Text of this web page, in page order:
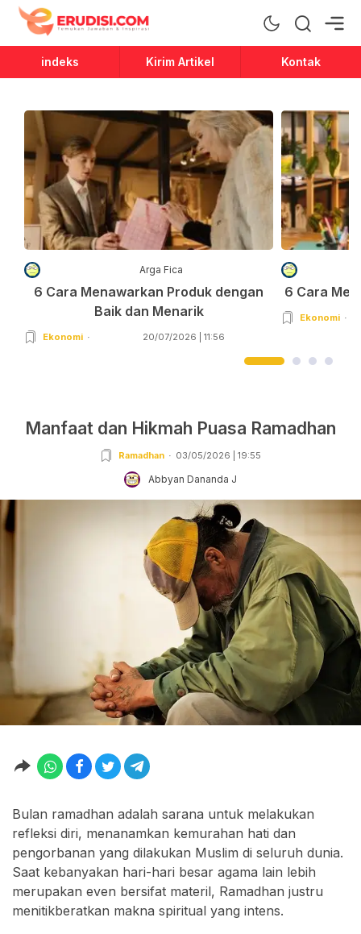
Erudisi
Temukan Jawaban dan Inspirasi
indeks Kirim Artikel Kontak
Arga Fica
6 Cara Menawarkan Produk dengan
Baik dan Menarik
Ekonomi 20/07/2026 | 11:56
6 Cara
Ekonomi
Manfaat dan Hikmah Puasa Ramadhan
Ramadhan 03/05/2026 | 19:55
Abbyan Dananda J
Bulan ramadhan adalah sarana untuk melakukan
refleksi diri, menanamkan kemurahan hati dan
pengorbanan yang dilakukan Muslim di seluruh dunia.
Saat kebanyakan hari-hari besar agama lain lebih
merupakan even bersifat materil, Ramadhan justru
menitikberatkan makna spiritual yang intens.